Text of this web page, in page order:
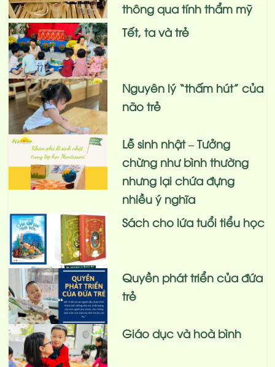
thông qua tính thẩm mỹ
Tết, ta và trẻ
Nguyên lý “thấm hút” của
não trẻ
Lễ sinh nhật – Tưởng
chừng như bình thường
nhưng lại chứa đựng
nhiều ý nghĩa
Sách cho lứa tuổi tiểu học
Quyền phát triển của đứa
trẻ
Giáo dục và hoà bình